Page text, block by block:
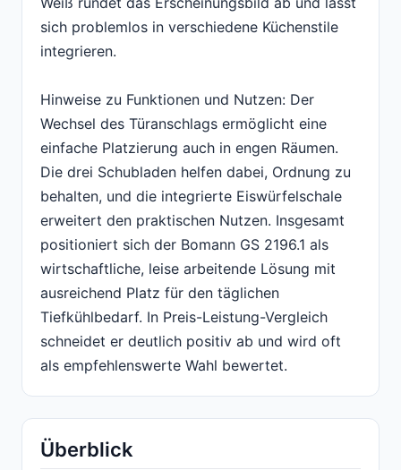
sich problemlos in verschiedene Küchenstile
integrieren.
Hinweise zu Funktionen und Nutzen: Der
Wechsel des Türanschlags ermöglicht eine
einfache Platzierung auch in engen Räumen.
Die drei Schubladen helfen dabei, Ordnung zu
behalten, und die integrierte Eiswürfelschale
erweitert den praktischen Nutzen. Insgesamt
positioniert sich der Bomann GS 2196.1 als
wirtschaftliche, leise arbeitende Lösung mit
ausreichend Platz für den täglichen
Tiefkühlbedarf. In Preis-Leistung-Vergleich
schneidet er deutlich positiv ab und wird oft
als empfehlenswerte Wahl bewertet.
Überblick